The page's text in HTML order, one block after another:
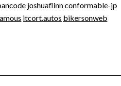
joshuaflinnconformable-jp
itcort.autos bikersonweb